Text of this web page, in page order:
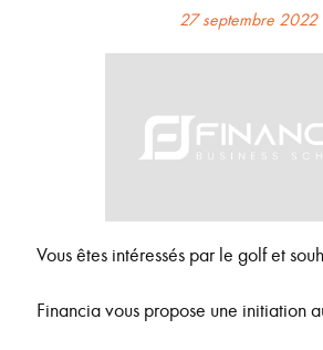
27 septembre 2022
Vous êtes intéressés par le golf et
Financia vous propose une initiation